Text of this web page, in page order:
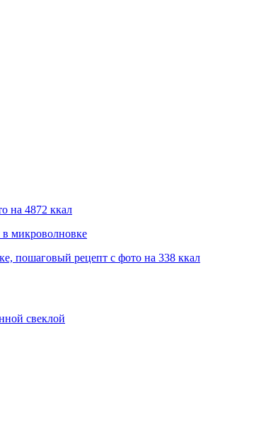
на 4872 ккал
микроволновке
пошаговый рецепт с фото на 338 ккал
свеклой